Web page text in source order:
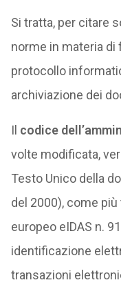
Si tratta, per citare
norme in materia di
protocollo
archiviazione dei
Il codice
volte modificata,
Testo Unico della
del 2000), come
europeo eIDAS n.
identificazione
transazioni